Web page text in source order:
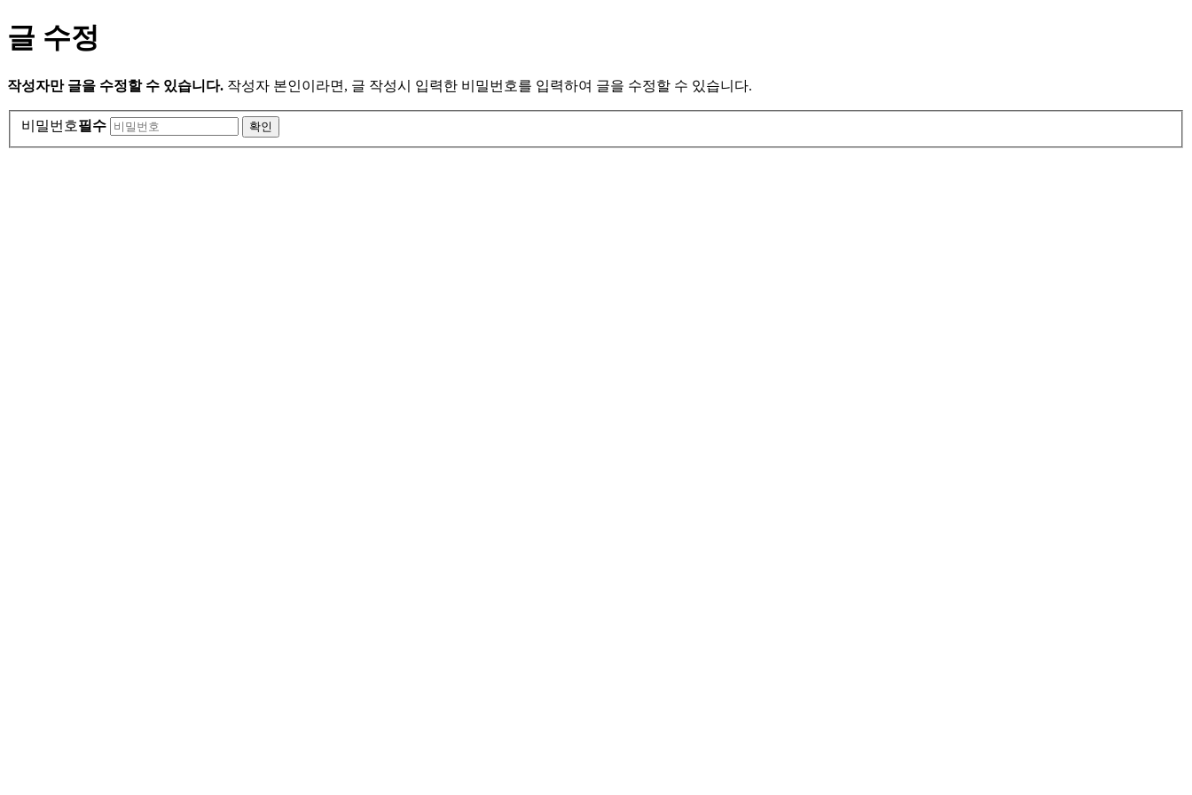
글 수정
작성자만 글을 수정할 수 있습니다. 작성자 본인이라면, 글 작성시 입력한 비밀번호를 입력하여 글을 수정할 수 있습니다.
비밀번호필수